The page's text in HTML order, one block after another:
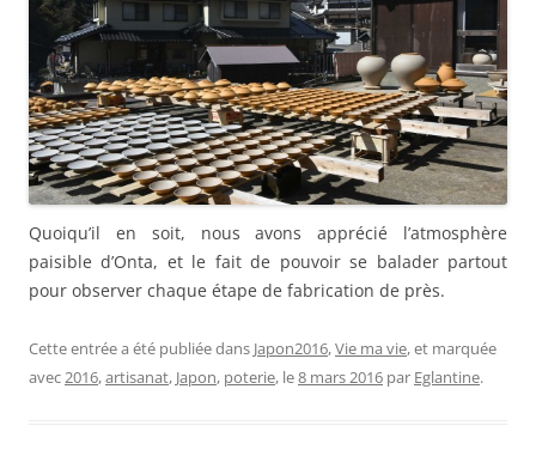
Quoiqu’il en soit, nous avons apprécié l’atmosphère
paisible d’Onta, et le fait de pouvoir se balader partout
pour observer chaque étape de fabrication de près.
Cette entrée a été publiée dans Japon2016,Vie ma vie, et marquée
avec 2016,artisanat, Japon, poterie, le8 mars 2016 par Eglantine.